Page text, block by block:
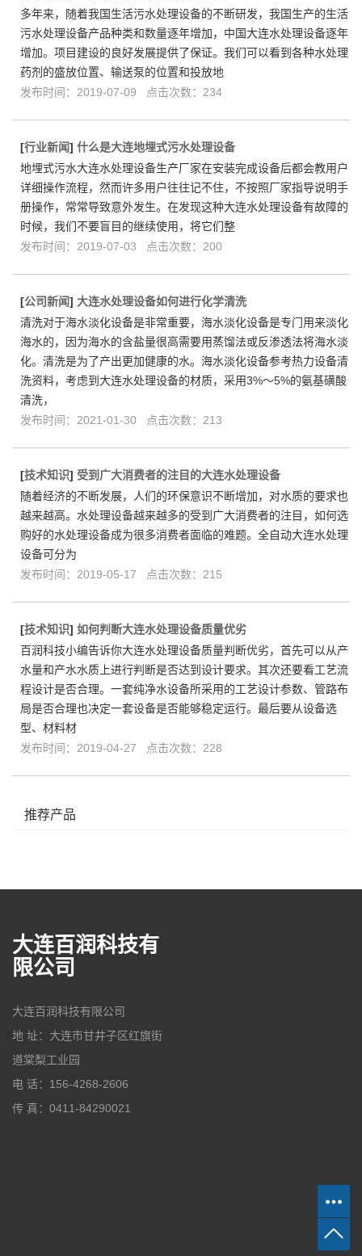
多年来，随着我国生活污水处理设备的不断研发，我国生产的生活
污水处理设备产品种类和数量逐年增加，中国大连水处理设备逐年
增加。项目建设的良好发展提供了保证。我们可以看到各种水处理
药剂的盛放位置、输送泵的位置和投放地
发布时间：2019-07-09 点击次数：234
[行业新闻] 什么是大连地埋式污水处理设备
地埋式污水大连水处理设备生产厂家在安装完成设备后都会教用户
详细操作流程，然而许多用户往往记不住，不按照厂家指导说明手
册操作，常常导致意外发生。在发现这种大连水处理设备有故障的
时候，我们不要盲目的继续使用，将它们整
发布时间：2019-07-03 点击次数：200
[公司新闻] 大连水处理设备如何进行化学清洗
清洗对于海水淡化设备是非常重要，海水淡化设备是专门用来淡化
海水的，因为海水的含盐量很高需要用蒸馏法或反渗透法将海水淡
化。清洗是为了产出更加健康的水。海水淡化设备参考热力设备清
洗资料，考虑到大连水处理设备的材质，采用3%～5%的氨基磺酸
清洗，
发布时间：2021-01-30 点击次数：213
[技术知识] 受到广大消费者的注目的大连水处理设备
随着经济的不断发展，人们的环保意识不断增加，对水质的要求也
越来越高。水处理设备越来越多的受到广大消费者的注目，如何选
购好的水处理设备成为很多消费者面临的难题。全自动大连水处理
设备可分为
发布时间：2019-05-17 点击次数：215
[技术知识] 如何判断大连水处理设备质量优劣
百润科技小编告诉你大连水处理设备质量判断优劣，首先可以从产
水量和产水水质上进行判断是否达到设计要求。其次还要看工艺流
程设计是否合理。一套纯净水设备所采用的工艺设计参数、管路布
局是否合理也决定一套设备是否能够稳定运行。最后要从设备选
型、材料材
发布时间：2019-04-27 点击次数：228
推荐产品
大连百润科技有
限公司
大连百润科技有限公司
地 址：大连市甘井子区红旗街
道棠梨工业园
电 话：156-4268-2606
传 真：0411-84290021